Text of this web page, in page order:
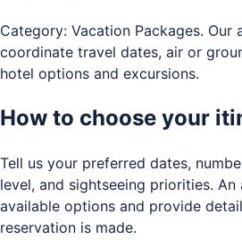
Category: Vacation Packages. Our
coordinate travel dates, air or
hotel options and excursions.
How to choose your
Tell us your preferred dates,
level, and sightseeing priorities.
available options and provide
reservation is made.